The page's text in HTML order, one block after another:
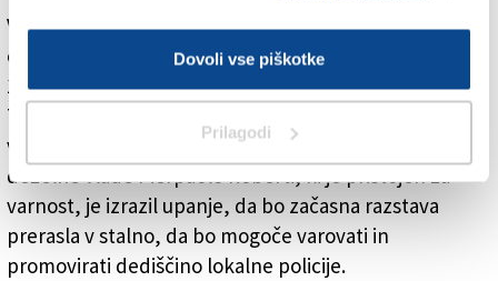
Dovoli vse piškotke
Prilagodi
V dvorani Veruda na Malem trgu je še do nedelje na
ogled zgodovinska razstava o lokalni policiji (od 10. do
13. in od 17. do 20. ure). Uredil jo je krožek Roberto
Tommasi, eksponati opisujejo razvoj tega mestnega
varnostnega organa od leta 1862 do danes. Član
deželne vlade Pierpaolo Roberti, ki je pristojen za
varnost, je izrazil upanje, da bo začasna razstava
prerasla v stalno, da bo mogoče varovati in
promovirati dediščino lokalne policije.